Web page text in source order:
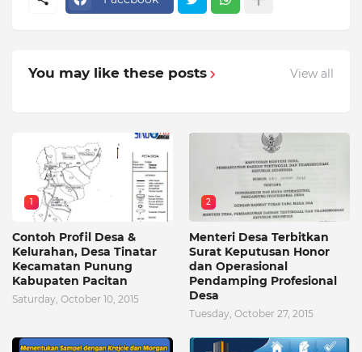
You may like these posts View all
1
Contoh Profil Desa &
Kelurahan, Desa Tinatar
Kecamatan Punung
Kabupaten Pacitan
Saturday, October 10, 2015
2
Menteri Desa Terbitkan
Surat Keputusan Honor
dan Operasional
Pendamping Profesional
Desa
Tuesday, October 27, 2015